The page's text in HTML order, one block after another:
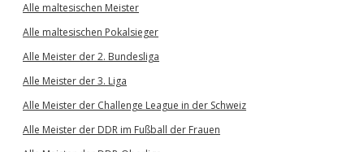
Alle maltesischen Meister
Alle maltesischen Pokalsieger
Alle Meister der 2. Bundesliga
Alle Meister der 3. Liga
Alle Meister der Challenge League in der Schweiz
Alle Meister der DDR im Fußball der Frauen